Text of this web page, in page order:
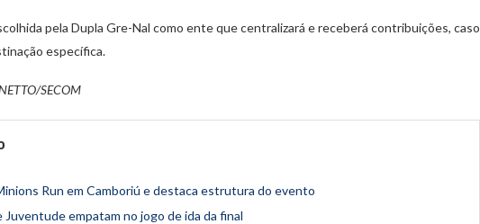
pela Dupla Gre-Nal como ente que centralizará e receberá contribuições, caso
específica.
SECOM
Run em Camboriú e destaca estrutura do evento
empatam no jogo de ida da final